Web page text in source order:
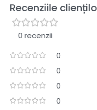
Recenziile
0 recenzii
0
0
0
0